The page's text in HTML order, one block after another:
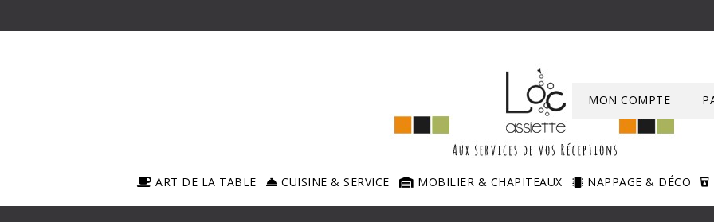
MON COMPTE
ART DE LA TABLE CUISINE & SERVICE MOBILIER & CHAPITEAUX NAPPAGE & DÉCO